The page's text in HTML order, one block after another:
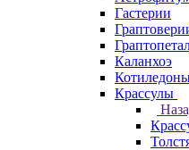
Гастерии
Каланхоэ
Крассулы